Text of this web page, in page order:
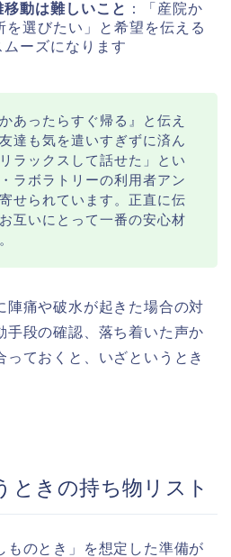
動は難しいこと ：「産院か
を選びたい」と希望を伝える
ーズになります
あったらすぐ帰る』と伝え
達も気を遣いすぎずに済ん
ラックスして話せた」とい
ラボラトリーの利用者アン
せられています。正直に伝
互いにとって一番の安心材
陣痛や破水が起きた場合の対
手段の確認、落ち着いた声か
っておくと、いざというとき
ときの持ち物リスト
ものとき」を想定した準備が